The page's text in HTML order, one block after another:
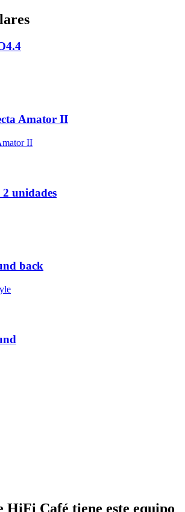
Amator II
II
2 unidades
back
HiFi Café tiene este equipo